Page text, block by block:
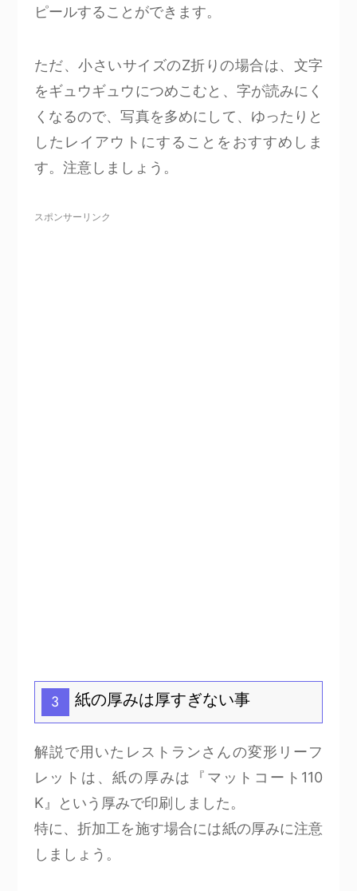
ピールすることができます。
ただ、小さいサイズのZ折りの場合は、文字
をギュウギュウにつめこむと、字が読みにく
くなるので、写真を多めにして、ゆったりと
したレイアウトにすることをおすすめしま
す。注意しましょう。
スポンサーリンク
3 紙の厚みは厚すぎない事
解説で用いたレストランさんの変形リーフ
レットは、紙の厚みは『マットコート110
K』という厚みで印刷しました。
特に、折加工を施す場合には紙の厚みに注意
しましょう。